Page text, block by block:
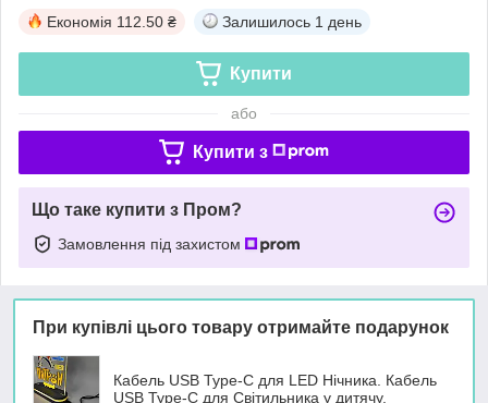
Економія 112.50 ₴ Залишилось 1 день
Купити
або
Купити з
Що таке купити з Пром?
Замовлення під захистом
При купівлі цього товару отримайте подарунок
Кабель USB Type-C для LED Нічника. Кабель
USB Type-C для Світильника у дитячу.